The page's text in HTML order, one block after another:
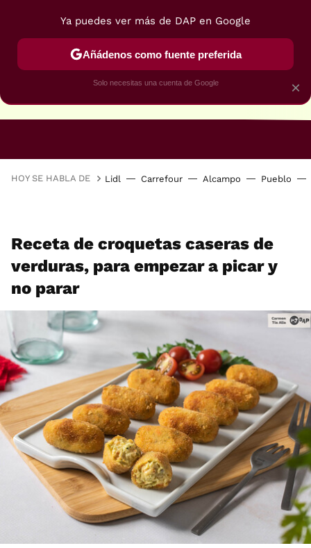
HOY SE HABLA DE Lidl Carrefour Alcampo Pueblo
Receta de croquetas caseras de
verduras, para empezar a picar y
no parar
×
Ya puedes ver más de DAP en Google
Añádenos como fuente preferida
Solo necesitas una cuenta de Google